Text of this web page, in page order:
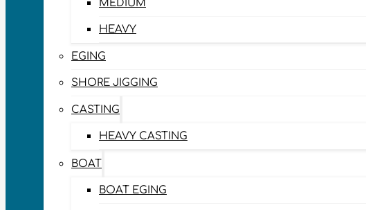
MEDIUM
HEAVY
EGING
SHORE JIGGING
CASTING
HEAVY CASTING
BOAT
BOAT EGING